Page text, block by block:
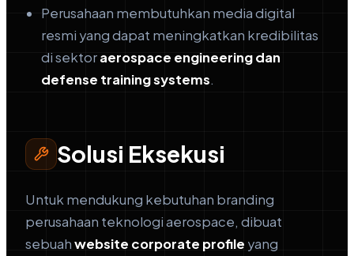
Perusahaan membutuhkan media digital
resmi yang dapat meningkatkan kredibilitas
di sektoraerospace engineering dan
defense training systems.
Solusi Eksekusi
Untuk mendukung kebutuhan branding
perusahaan teknologi aerospace, dibuat
sebuahwebsite corporate profile yang